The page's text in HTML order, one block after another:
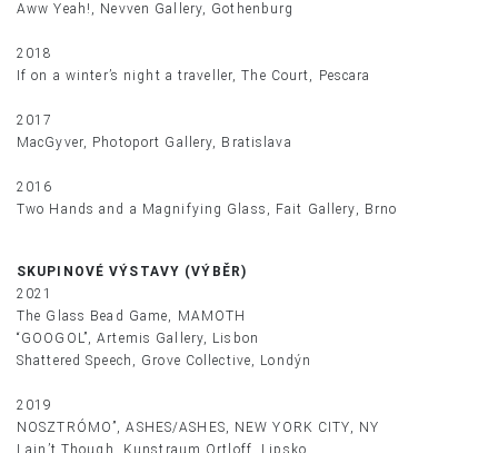
Aww Yeah!, Nevven Gallery, Gothenburg
2018
If on a winter’s night a traveller, The Court, Pescara
2017
MacGyver, Photoport Gallery, Bratislava
2016
Two Hands and a Magnifying Glass, Fait Gallery, Brno
SKUPINOVÉ VÝSTAVY (VÝBĚR)
2021
The Glass Bead Game, MAMOTH
“GOOGOL”, Artemis Gallery, Lisbon
Shattered Speech, Grove Collective, Londýn
2019
NOSZTRÓMO”, ASHES/ASHES, NEW YORK CITY, NY